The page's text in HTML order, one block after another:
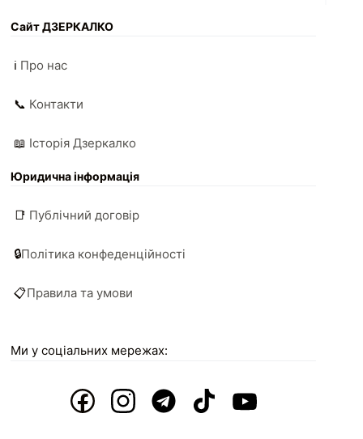
Сайт ДЗЕРКАЛКО
ℹ️ Про нас
📞 Контакти
📖 Історія Дзеркалко
Юридична інформація
📑 Публічний договір
🔒Політика конфеденційності
📋Правила та умови
Ми у соціальних мережах: